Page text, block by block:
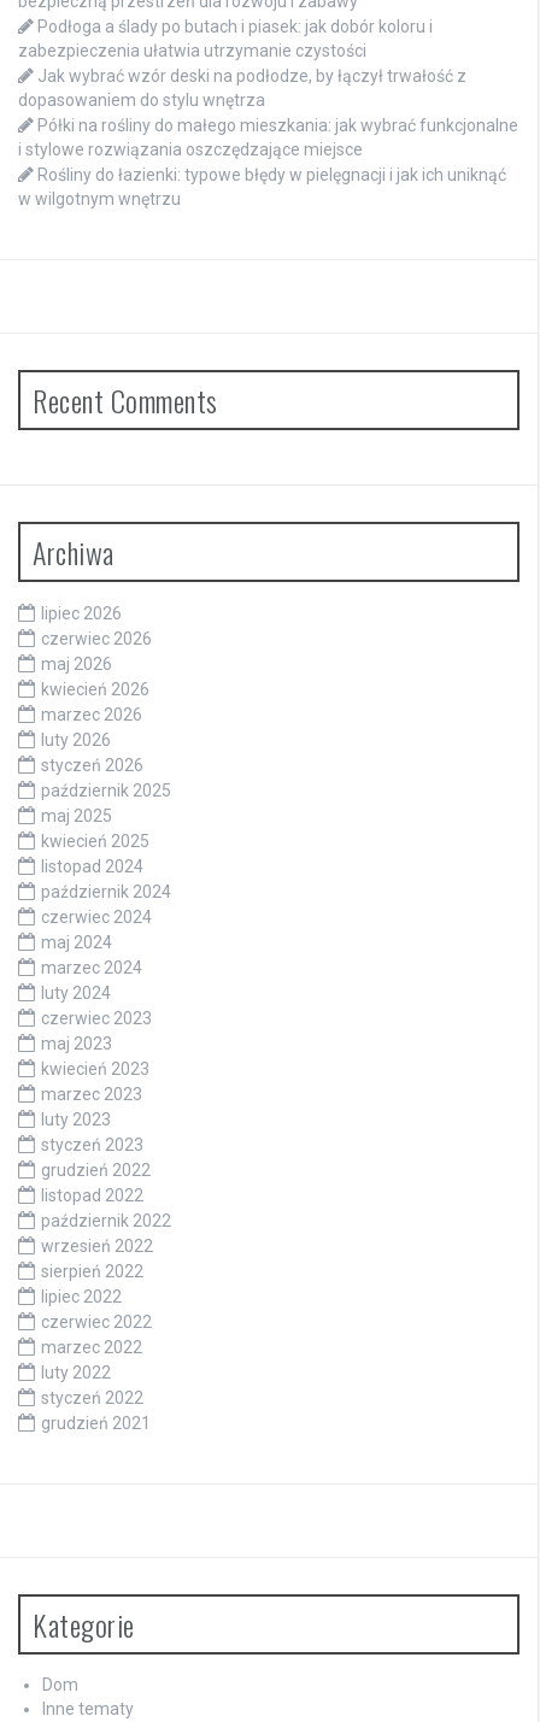
Podłoga a ślady po butach i piasek: jak dobór koloru i
zabezpieczenia ułatwia utrzymanie czystości
Jak wybrać wzór deski na podłodze, by łączył trwałość z
dopasowaniem do stylu wnętrza
Półki na rośliny do małego mieszkania: jak wybrać funkcjonalne
i stylowe rozwiązania oszczędzające miejsce
Rośliny do łazienki: typowe błędy w pielęgnacji i jak ich uniknąć
w wilgotnym wnętrzu
Recent Comments
Archiwa
lipiec 2026
czerwiec 2026
maj 2026
kwiecień 2026
marzec 2026
luty 2026
styczeń 2026
październik 2025
maj 2025
kwiecień 2025
listopad 2024
październik 2024
czerwiec 2024
maj 2024
marzec 2024
luty 2024
czerwiec 2023
maj 2023
kwiecień 2023
marzec 2023
luty 2023
styczeń 2023
grudzień 2022
listopad 2022
październik 2022
wrzesień 2022
sierpień 2022
lipiec 2022
czerwiec 2022
marzec 2022
luty 2022
styczeń 2022
grudzień 2021
Kategorie
Dom
Inne tematy